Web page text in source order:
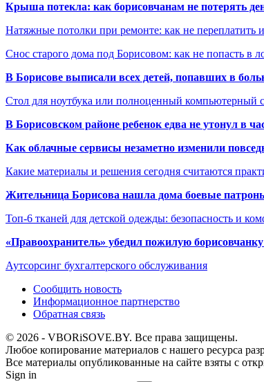
Крыша потекла: как борисовчанам не потерять
Натяжные потолки при ремонте: как не переплатить
Снос старого дома под Борисовом: как не попасть в
В Борисове выписали всех детей, попавших в
Стол для ноутбука или полноценный компьютерный
В Борисовском районе ребенок едва не утонул в
Как облачные сервисы незаметно изменили
Какие материалы и решения сегодня считаются
Жительница Борисова нашла дома боевые
Топ-6 тканей для детской одежды: безопасность и
«Правоохранитель» убедил пожилую
Аутсорсинг бухгалтерского обслуживания
Сообщить новость
Информационное партнерство
Обратная связь
© 2026 - VBORiSOVE.BY. Все права защищены.
Любое копирование материалов с нашего ресурса
Все материалы опубликованные на сайте взяты с
Sign in